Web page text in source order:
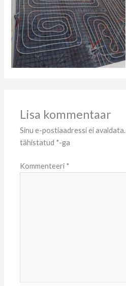
Lisa kommentaar
Sinu e-postiaadressi ei avaldata.
tähistatud *-ga
Kommenteeri *